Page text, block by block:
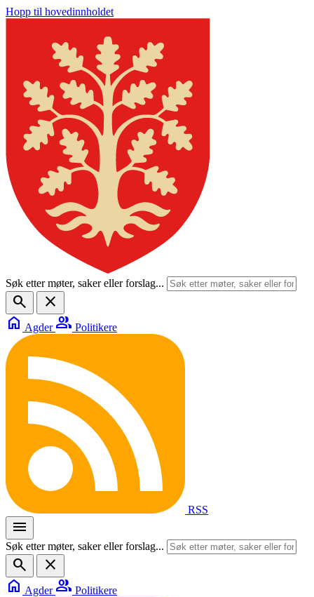
Hopp til hovedinnholdet
Søk etter møter, saker eller forslag...
search
close
home Agder group Politikere
RSS
menu
Søk etter møter, saker eller forslag...
search
close
home Agder group Politikere